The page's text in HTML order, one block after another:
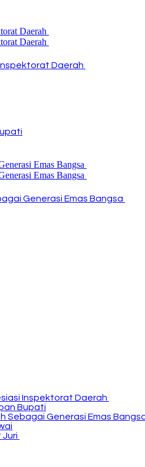
Daerah
Generasi Emas Bangsa
Inspektorat Daerah
Bupati
Sebagai Generasi Emas